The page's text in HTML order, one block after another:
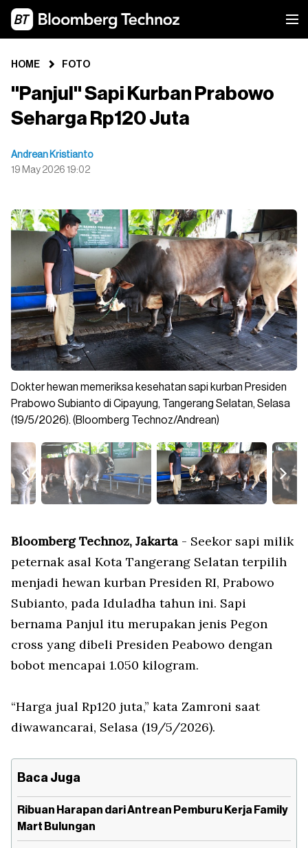
HOME FOTO
"Panjul" Sapi Kurban Prabowo
Seharga Rp120 Juta
Andrean Kristianto
19 May 2026 19:02
Dokter hewan memeriksa kesehatan sapi kurban Presiden
Prabowo Subianto di Cipayung, Tangerang Selatan, Selasa
(19/5/2026). (Bloomberg Technoz/Andrean)
Kepala UPT Puskeswan DKPPP Tangsel, Pipit Surya Yuniar
memastikan sapi bantuan Presiden tersebut dalam kondisi
sehat dan layak dikurbankan.
Sapi bernama Panjul tersebut merupakan salah satu hewan
kurban yang dibeli Presiden Prabowo untuk Iduladha nanti.
(Bloomberg Technoz/Andrean)
Sapi kurban Presiden Prabowo tersebut memiliki bobo 1050
kg dengan jenis Pegon cross. (Bloomberg Technoz/Andrean
Kristianto)
Pada Iduladha nanti, Panjul rencananya akan dibawa ke
Rumah Potong Hewan (RPH) sebelum didistribusikan ke
Masjid Darul Hikmah, Pamulang.
Bloomberg Technoz, Jakarta - Seekor sapi milik
peternak asal Kota Tangerang Selatan terpilih
menjadi hewan kurban Presiden RI, Prabowo
Subianto, pada Iduladha tahun ini. Sapi
bernama Panjul itu merupakan jenis Pegon
cross yang dibeli Presiden Peabowo dengan
bobot mencapai 1.050 kilogram.
“Harga jual Rp120 juta,” kata Zamroni saat
diwawancarai, Selasa (19/5/2026).
Baca Juga
Ribuan Harapan dari Antrean Pemburu Kerja Family
Mart Bulungan